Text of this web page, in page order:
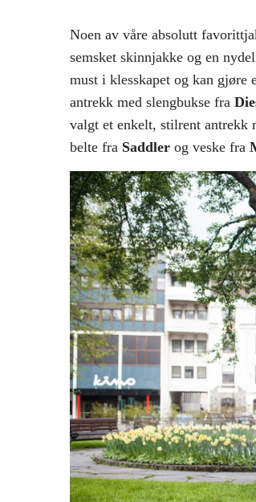
Noen av våre absolutt
semsket skinnjakke og en
must i klesskapet og kan gjøre
antrekk med slengbukse fra
valgt et enkelt, stilrent antrekk
belte fra Saddler og veske fra